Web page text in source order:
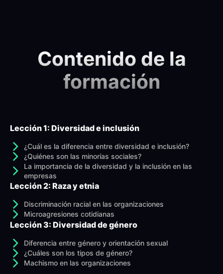
Contenido de la
formación
Lección 1: Diversidad e inclusión
¿Cuál es la diferencia entre diversidad e inclusión?
¿Quiénes son las minorías sociales?
La importancia de la diversidad y la inclusión en las
empresas
Lección 2: Raza y etnia
Discriminación racial en las organizaciones
Microagresiones cotidianas
Lección 3: Diversidad de género
Diferencia entre género y orientación sexual
¿Cuáles son los tipos de género?
Machismo en las organizaciones